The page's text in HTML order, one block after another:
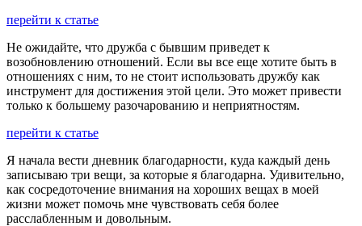
перейти к статье
Не ожидайте, что дружба с бывшим приведет к
возобновлению отношений. Если вы все еще хотите быть в
отношениях с ним, то не стоит использовать дружбу как
инструмент для достижения этой цели. Это может привести
только к большему разочарованию и неприятностям.
перейти к статье
Я начала вести дневник благодарности, куда каждый день
записываю три вещи, за которые я благодарна. Удивительно,
как сосредоточение внимания на хороших вещах в моей
жизни может помочь мне чувствовать себя более
расслабленным и довольным.